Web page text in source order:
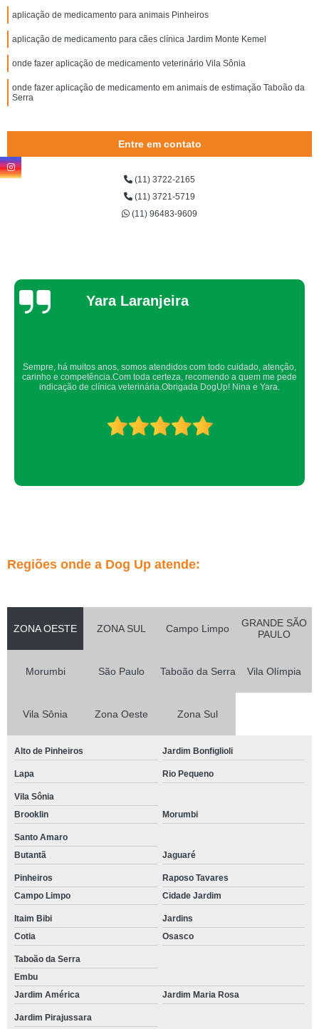
aplicação de medicamento para animais Pinheiros
aplicação de medicamento para cães clínica Jardim Monte Kemel
onde fazer aplicação de medicamento veterinário Vila Sônia
onde fazer aplicação de medicamento em animais de estimação Taboão da
Serra
Entre em contato
(11) 3722-2165
(11) 3721-5719
(11) 96483-9609
Thaynah Souza
Confio de olhos fechados os meus cachorros nos atendimentos da dog up,
os veterinários sempre são atenciosos e verificam todos os detalhes
possíveis.
Regiões onde a Dog Up atende:
ZONA OESTE ZONA SUL Campo Limpo
GRANDE SÃO
PAULO
Morumbi São Paulo Taboão da Serra Vila Olímpia
Vila Sônia Zona Oeste Zona Sul
Alto de Pinheiros Jardim Bonfiglioli
Lapa Rio Pequeno
Vila Sônia
Brooklin
Morumbi
Santo Amaro
Butantã
Jaguaré
Pinheiros
Raposo Tavares
Campo Limpo
Cidade Jardim
Itaim Bibi
Jardins
Cotia
Osasco
Taboão da Serra
Embu
Jardim América
Jardim Maria Rosa
Jardim Pirajussara